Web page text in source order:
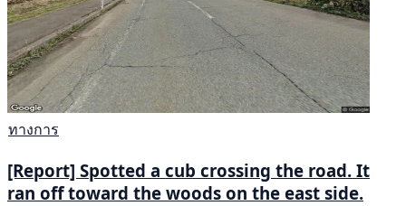
ทางการ
[Report] Spotted a cub crossing the road. It
ran off toward the woods on the east side.